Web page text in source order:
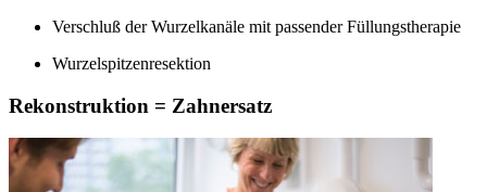
Verschluß der Wurzelkanäle mit passender Füllungstherapie
Wurzelspitzenresektion
Rekonstruktion = Zahnersatz